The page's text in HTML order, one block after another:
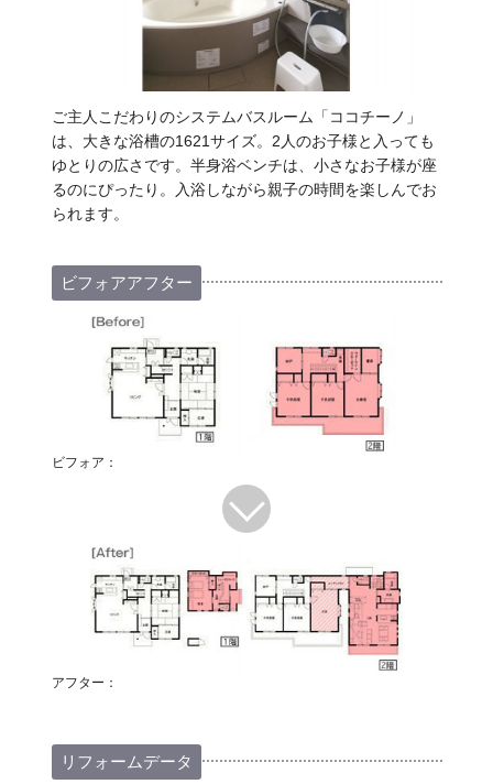
ご主人こだわりのシステムバスルーム「ココチーノ」
は、大きな浴槽の1621サイズ。2人のお子様と入っても
ゆとりの広さです。半身浴ベンチは、小さなお子様が座
るのにぴったり。入浴しながら親子の時間を楽しんでお
られます。
ビフォアアフター
ビフォア：
アフター：
リフォームデータ